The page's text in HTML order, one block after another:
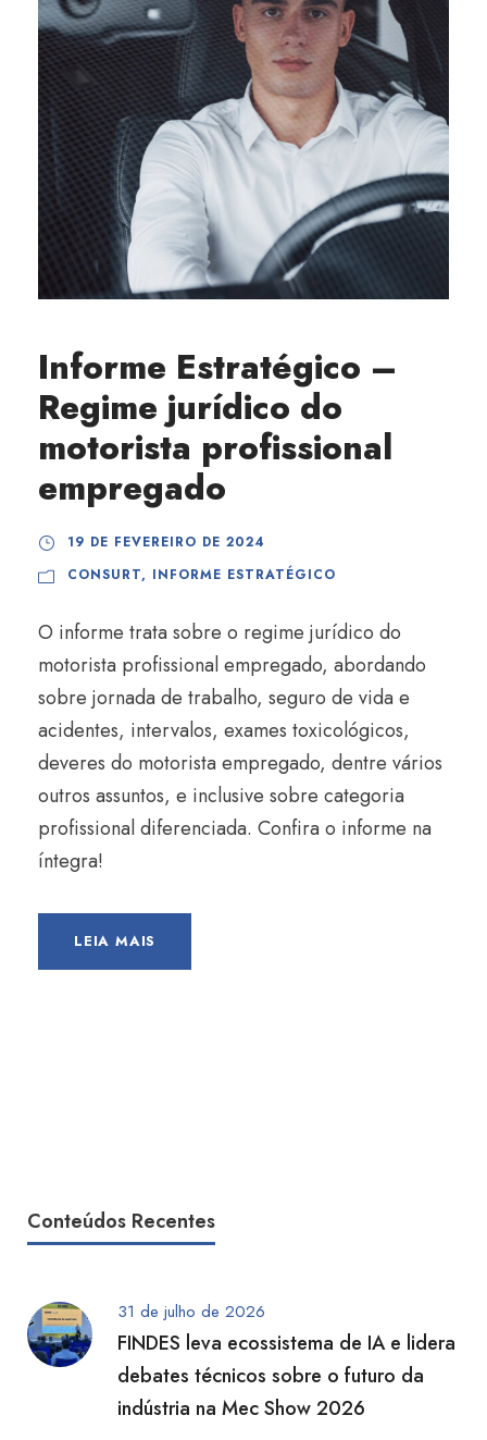
Informe Estratégico –
Regime jurídico do
motorista profissional
empregado
19 DE FEVEREIRO DE 2024
CONSURT, INFORME ESTRATÉGICO
O informe trata sobre o regime jurídico do
motorista profissional empregado, abordando
sobre jornada de trabalho, seguro de vida e
acidentes, intervalos, exames toxicológicos,
deveres do motorista empregado, dentre vários
outros assuntos, e inclusive sobre categoria
profissional diferenciada. Confira o informe na
íntegra!
LEIA MAIS
Conteúdos Recentes
31 de julho de 2026
FINDES leva ecossistema de IA e lidera
debates técnicos sobre o futuro da
indústria na Mec Show 2026